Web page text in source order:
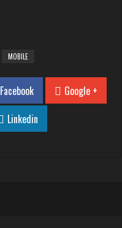
MOBILE
Facebook
Google +
Linkedin